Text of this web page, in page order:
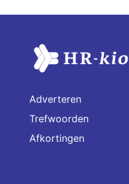
Adverteren
Trefwoorden
Afkortingen